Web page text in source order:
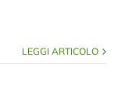
LEGGI ARTICOLO